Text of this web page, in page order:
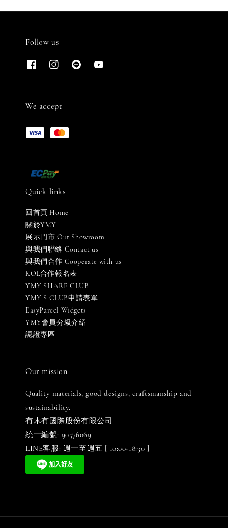
Follow us
We accept
Quick links
回首頁 Home
關於YMY
展示門市 Our Showroom
與我們聯絡 Contact us
與我們合作 Cooperate with us
KOL合作報名表
YMY SHARE CLUB
YMY S CLUB申請表單
EasyParcel Widgets
YMY會員分級介紹
認證專區
Our mission
Quality materials, good designs, craftsmanship and
sustainability.
有木有國際股份有限公司
統一編號: 90576069
LINE客服: 週一至週五 [ 10:00-18:30 ]